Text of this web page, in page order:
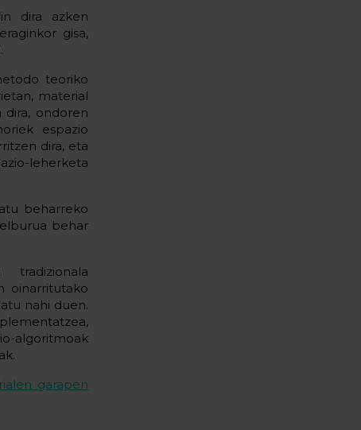
dira azken
gisa,
teoriko
material
ondoren
espazio
dira, eta
leherketa
beharreko
behar
oinarritutako
nahi duen.
algoritmoak
garapen